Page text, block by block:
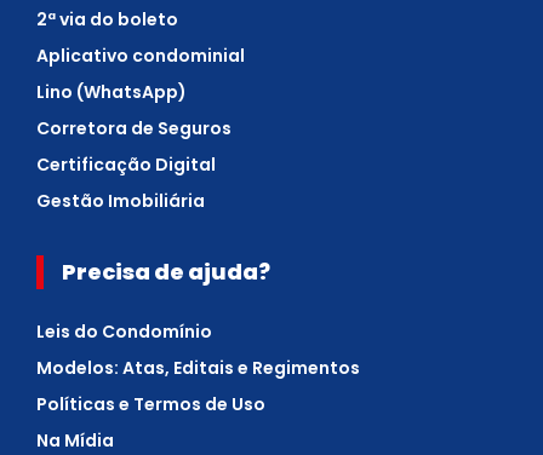
2ª via do boleto
Aplicativo condominial
Lino (WhatsApp)
Corretora de Seguros
Certificação Digital
Gestão Imobiliária
Precisa de ajuda?
Leis do Condomínio
Modelos: Atas, Editais e Regimentos
Políticas e Termos de Uso
Na Mídia